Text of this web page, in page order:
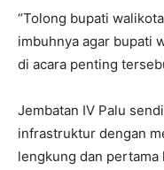
“Tolong bupati
imbuhnya agar bupati
di acara penting
Jembatan IV Palu
infrastruktur dengan
lengkung dan